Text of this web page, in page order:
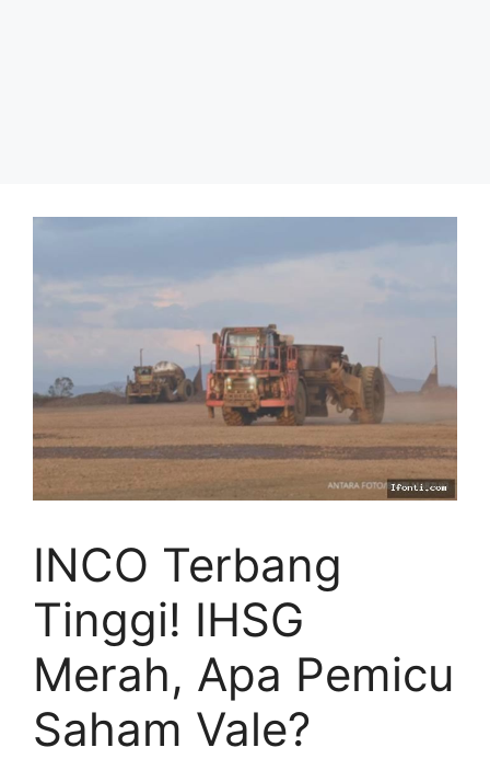
INCO Terbang
Tinggi! IHSG
Merah, Apa Pemicu
Saham Vale?